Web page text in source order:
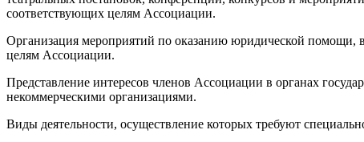
соответствующих целям Ассоциации.
Организация мероприятий по оказанию юридической помощи, в
целям Ассоциации.
Представление интересов членов Ассоциации в органах
некоммерческими организациями.
Виды деятельности, осуществление которых требуют